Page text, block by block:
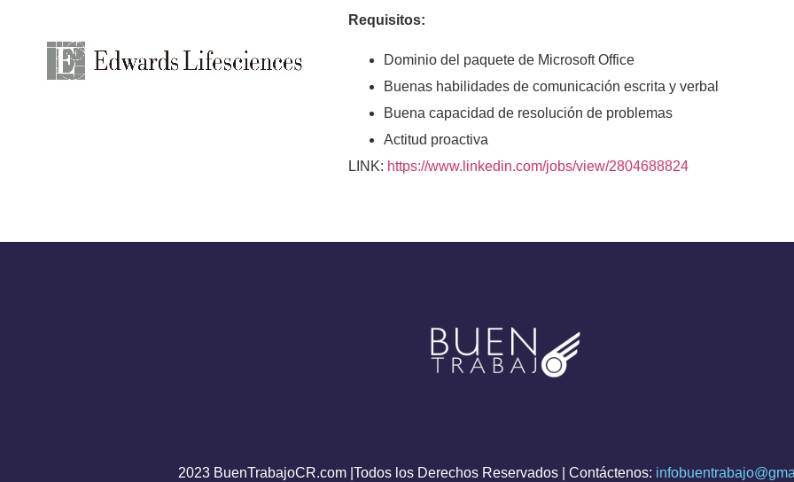
Requisitos:
Dominio del paquete de Microsoft Office
Buenas habilidades de comunicación escrita y verbal
Buena capacidad de resolución de problemas
Actitud proactiva
LINK: https://www.linkedin.com/jobs/view/2804688824
2023 BuenTrabajoCR.com |Todos los Derechos Reservados | Contáctenos: